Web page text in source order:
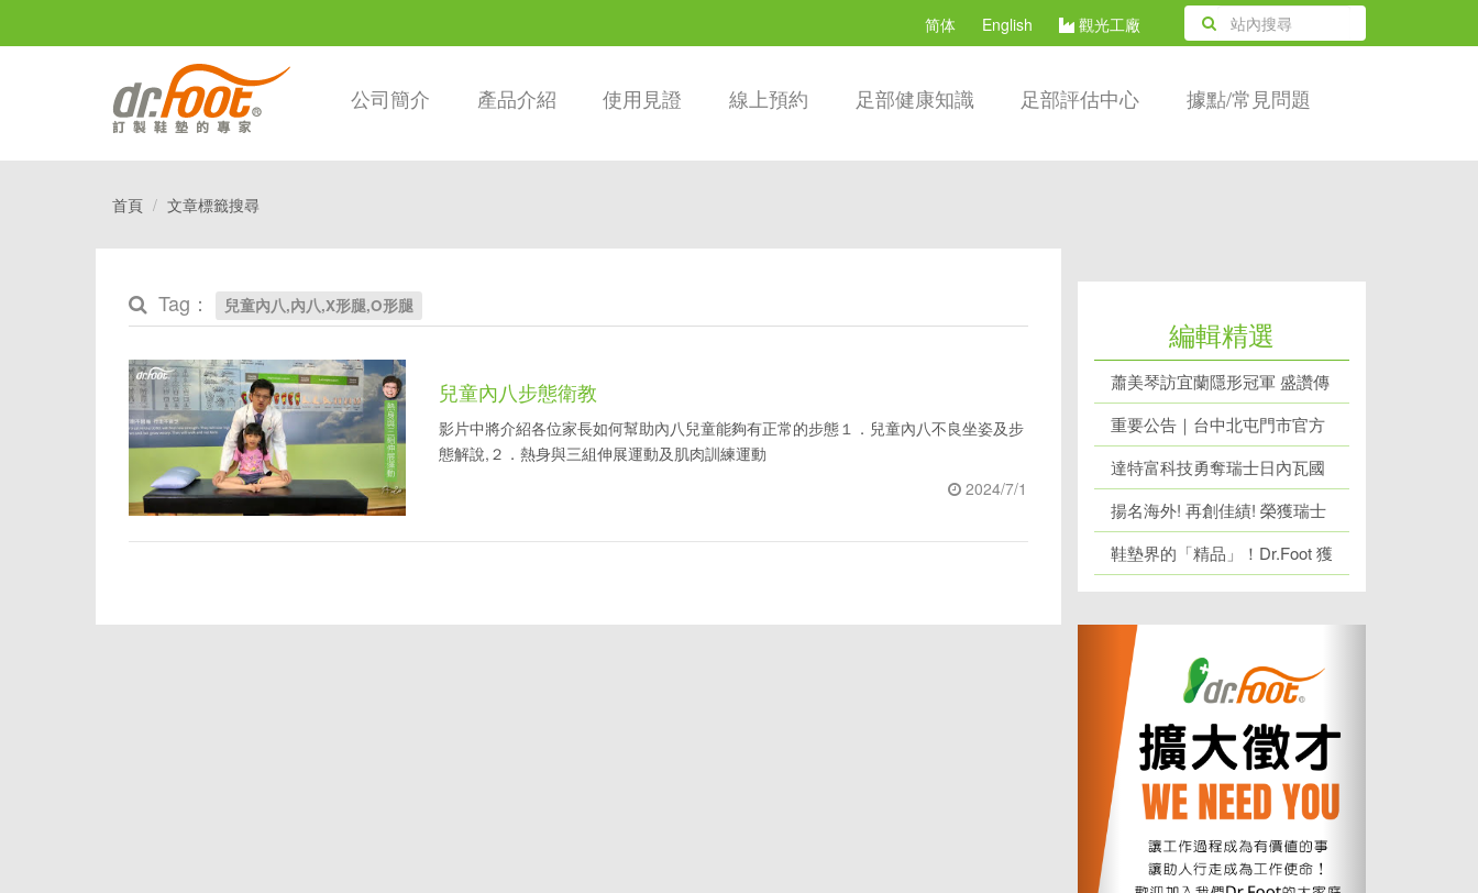
简体 English 觀光工廠
公司簡介 產品介紹 使用見證 線上預約 足部健康知識 足部評估中心 據點/常見問題
首頁 文章標籤搜尋
Tag： 兒童內八,內八,X形腿,O形腿
兒童內八步態衛教
影片中將介紹各位家長如何幫助內八兒童能夠有正常的步態１．兒童內八不良坐姿及步
態解說,２．熱身與三組伸展運動及肌肉訓練運動
2024/7/1
編輯精選
蕭美琴訪宜蘭隱形冠軍 盛讚傳
產成功轉型代表
重要公告｜台中北屯門市官方
網站辨識說明
達特富科技勇奪瑞士日內瓦國
際發明展金銀雙獎
揚名海外! 再創佳績! 榮獲瑞士
日內瓦發明展 1 金牌、1 銀牌
鞋墊界的「精品」！Dr.Foot 獲
「台灣精品獎」肯定！